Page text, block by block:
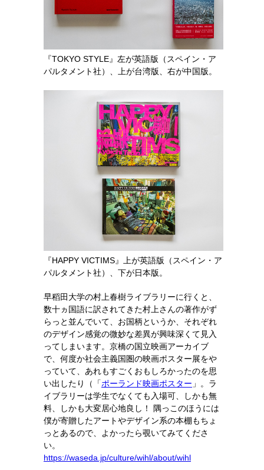
『TOKYO STYLE』左が英語版（スペイン・ア
パルタメント社）、上が台湾版、右が中国版。
『HAPPY VICTIMS』上が英語版（スペイン・ア
パルタメント社）、下が日本版。
早稻田大学の村上春樹ライブラリーに行くと、
数十ヵ国語に訳されてきた村上さんの著作がず
らっと並んでいて、お国柄というか、それぞれ
のデザイン感覚の微妙な差異が興味深くて見入
ってしまいます。京橋の国立映画アーカイブ
で、何度か社会主義国圏の映画ポスター展をや
っていて、あれもすごくおもしろかったのを思
い出したり（「ポーランド映画ポスター 」。ラ
イブラリーは学生でなくても入場可、しかも無
料、しかも大変居心地良し！ 隅っこのほうには
僕が寄贈したアートやデザイン系の本棚もちょ
っとあるので、よかったら覗いてみてくださ
い。
https://waseda.jp/culture/wihl/about/wihl